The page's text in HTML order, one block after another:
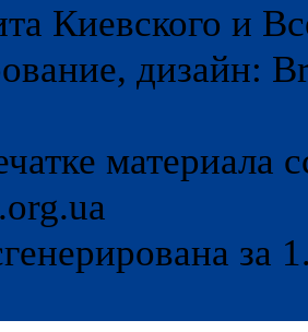
Киевского и
дизайн:
материала
за